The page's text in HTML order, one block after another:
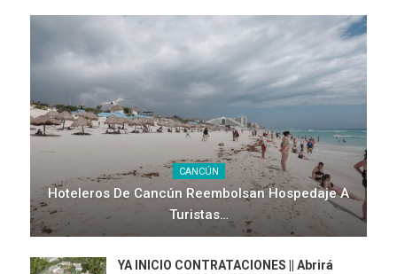
CANCÚN
Hoteleros De Cancún Reembolsan Hospedaje A
Turistas…
YA INICIO CONTRATACIONES || Abrirá